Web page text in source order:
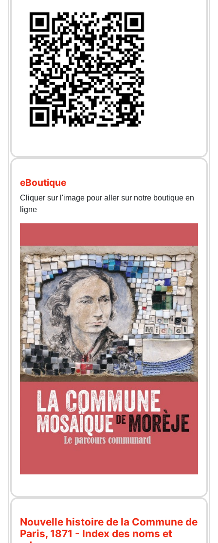
eBoutique
Cliquer sur l'image pour aller sur notre boutique en
ligne
Nouvelle histoire de la Commune de
Paris, 1871 - Index des noms et